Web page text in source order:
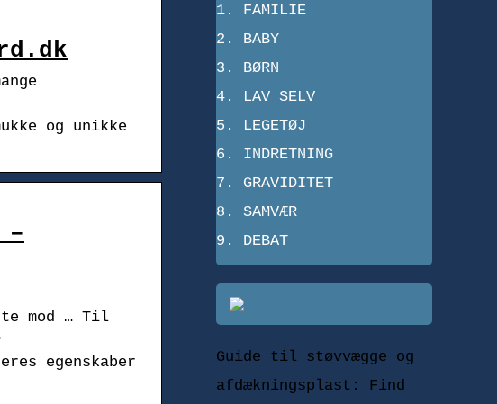
og unikke
mod … Til
egenskaber
FAMILIE
BABY
BØRN
LAV SELV
LEGETØJ
INDRETNING
GRAVIDITET
SAMVÆR
DEBAT
Guide til støvvægge og
afdækningsplast: Find